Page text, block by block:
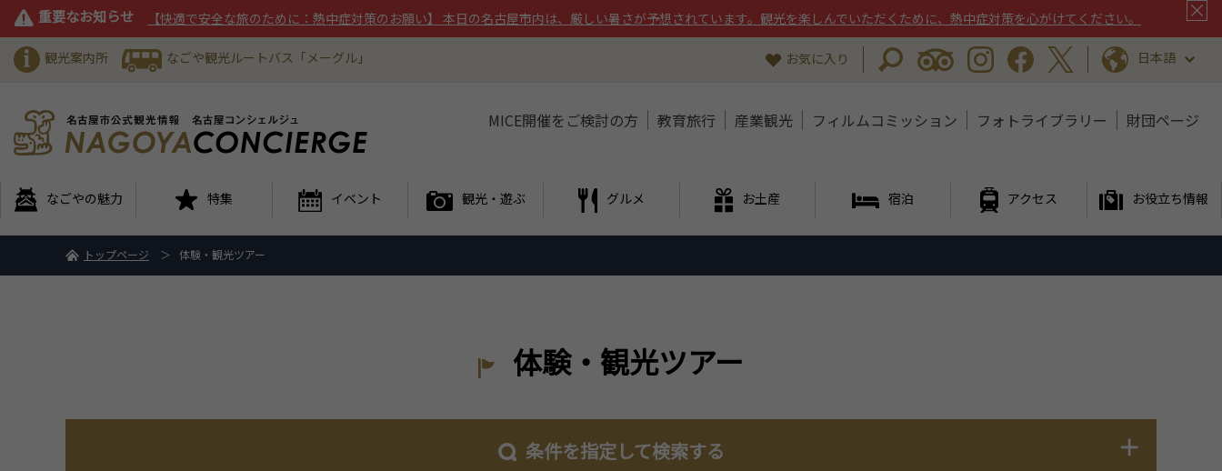
重要なお知らせ 【快適で安全な旅のために：熱中症対策のお願い】 本日の名古屋市内は、厳しい暑さが予想されています。観光を楽しんでいただくために、熱中症対策を心がけてください。
観光案内所 なごや観光ルートバス「メーグル」 お気に入り 日本語
MICE開催をご検討の方 教育旅行 産業観光 フィルムコミッション フォトライブラリー 財団ページ
なごやの魅力 特集 イベント 観光・遊ぶ グルメ お土産 宿泊 アクセス お役立ち情報
トップページ 体験・観光ツアー
体験・観光ツアー
条件を指定して検索する